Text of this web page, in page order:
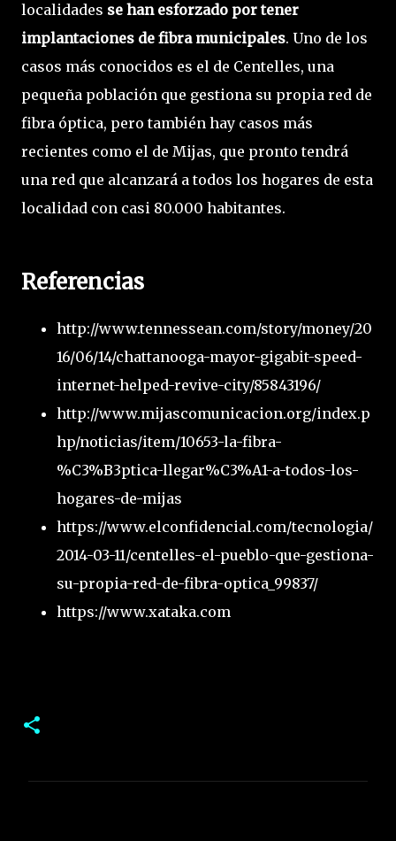
localidades se han esforzado por tener
implantaciones de fibra municipales. Uno de los
casos más conocidos es el de Centelles, una
pequeña población que gestiona su propia red de
fibra óptica, pero también hay casos más
recientes como el de Mijas, que pronto tendrá
una red que alcanzará a todos los hogares de esta
localidad con casi 80.000 habitantes.
Referencias
http://www.tennessean.com/story/money/20
16/06/14/chattanooga-mayor-gigabit-speed-
internet-helped-revive-city/85843196/
http://www.mijascomunicacion.org/index.p
hp/noticias/item/10653-la-fibra-
%C3%B3ptica-llegar%C3%A1-a-todos-los-
hogares-de-mijas
https://www.elconfidencial.com/tecnologia/
2014-03-11/centelles-el-pueblo-que-gestiona-
su-propia-red-de-fibra-optica_99837/
https://www.xataka.com